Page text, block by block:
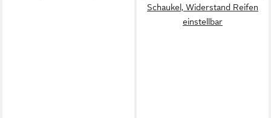
Schaukel, Widerstand Reifen
einstellbar